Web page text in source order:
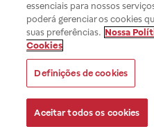
essenciais para nossos
poderá gerenciar os cookies
suas preferências. Nossa
Cookies
Definições de cookies
Aceitar todos os cookies